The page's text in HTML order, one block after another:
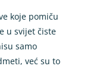
koje pomiču
u svijet čiste
samo
već su to